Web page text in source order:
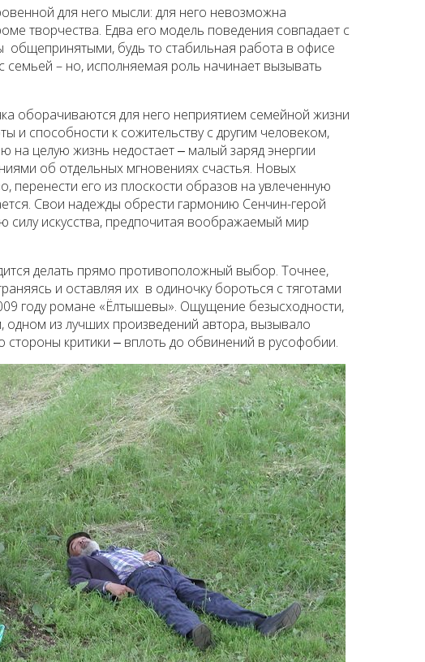
для него мысли: для него невозможна
творчества. Едва его модель поведения совпадает с
будь то стабильная работа в офисе
– но, исполняемая роль начинает вызывать
оборачиваются для него неприятием семейной жизни
и способности к сожительству с другим человеком,
на целую жизнь недостает ‒ малый заряд энергии
об отдельных мгновениях счастья. Новых
перенести его из плоскости образов на увлеченную
Свои надежды обрести гармонию Сенчин-герой
силу искусства, предпочитая воображаемый мир
делать прямо противоположный выбор. Точнее,
и оставляя их в одиночку бороться с тяготами
году романе «Ёлтышевы». Ощущение безысходности,
одном из лучших произведений автора, вызывало
стороны критики ‒ вплоть до обвинений в русофобии.